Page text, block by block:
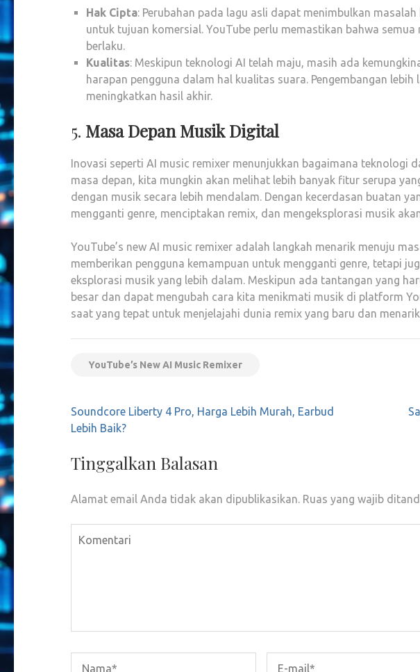
Hak Cipta: Perubahan pada lagu asli dapat menimbulkan
untuk tujuan komersial. YouTube perlu memastikan bahwa
berlaku.
Kualitas: Meskipun teknologi AI telah maju, masih ada
harapan pengguna dalam hal kualitas suara. Pengembangan
meningkatkan hasil akhir.
5. Masa Depan Musik Digital
Inovasi seperti AI music remixer menunjukkan bagaimana teknologi
masa depan, kita mungkin akan melihat lebih banyak fitur serupa
dengan musik secara lebih mendalam. Dengan kecerdasan buatan
mengganti genre, menciptakan remix, dan mengeksplorasi musik
YouTube’s new AI music remixer adalah langkah menarik menuju
memberikan pengguna kemampuan untuk mengganti genre, tetapi
eksplorasi musik yang lebih dalam. Meskipun ada tantangan yang
besar dan dapat mengubah cara kita menikmati musik di platform
saat yang tepat untuk menjelajahi dunia remix yang baru dan
YouTube’s New AI Music Remixer
Navigasi
pos
Soundcore Liberty 4 Pro, Harga Lebih Murah, Earbud
Lebih Baik?
Tinggalkan Balasan
Alamat email Anda tidak akan dipublikasikan. Ruas yang wajib